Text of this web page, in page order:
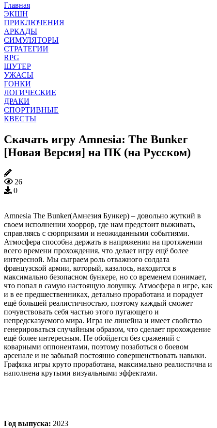
Главная
ЭКШН
ПРИКЛЮЧЕНИЯ
АРКАДЫ
СИМУЛЯТОРЫ
СТРАТЕГИИ
RPG
ШУТЕР
УЖАСЫ
ГОНКИ
ЛОГИЧЕСКИЕ
ДРАКИ
СПОРТИВНЫЕ
КВЕСТЫ
Скачать игру Amnesia: The Bunker
[Новая Версия] на ПК (на Русском)
26
0
Amnesia The Bunker(Амнезия Бункер) – довольно жуткий в
своем исполнении хооррор, где нам предстоит выживать,
справляясь с сюрпризами и неожиданными событиями.
Атмосфера способна держать в напряжении на протяжении
всего времени прохождения, что делает игру ещё более
интересной. Мы сыграем роль отважного солдата
французской армии, который, казалось, находится в
максимально безопасном бункере, но со временем понимает,
что попал в самую настоящую ловушку. Атмосфера в игре, как
и в ее предшественниках, детально проработана и порадует
ещё большей реалистичностью, поэтому каждый сможет
почувствовать себя частью этого пугающего и
непредсказуемого мира. Игра не линейна и имеет свойство
генерироваться случайным образом, что сделает прохождение
ещё более интересным. Не обойдется без сражений с
коварными оппонентами, поэтому позаботься о боевом
арсенале и не забывай постоянно совершенствовать навыки.
Графика игры круто проработана, максимально реалистична и
наполнена крутыми визуальными эффектами.
Год выпуска: 2023